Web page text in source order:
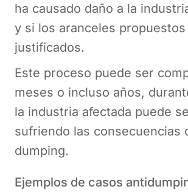
ha causado daño a la
y si los aranceles propuestos
justificados.
Este proceso puede ser
meses o incluso años,
la industria afectada puede
sufriendo las consecuencias
dumping.
Ejemplos de casos